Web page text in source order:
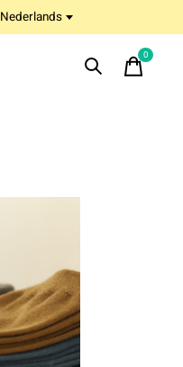
Nederlands
0items